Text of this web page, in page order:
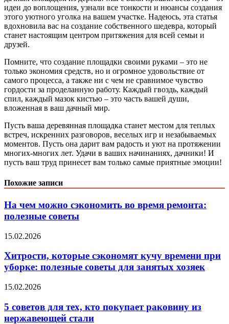
идеи до воплощения, узнали все тонкости и нюансы создания
этого уютного уголка на вашем участке. Надеюсь, эта статья
вдохновила вас на создание собственного шедевра, который
станет настоящим центром притяжения для всей семьи и
друзей.
Помните, что создание площадки своими руками – это не
только экономия средств, но и огромное удовольствие от
самого процесса, а также ни с чем не сравнимое чувство
гордости за проделанную работу. Каждый гвоздь, каждый
спил, каждый мазок кистью – это часть вашей души,
вложенная в ваш дачный мир.
Пусть ваша деревянная площадка станет местом для теплых
встреч, искренних разговоров, веселых игр и незабываемых
моментов. Пусть она дарит вам радость и уют на протяжении
многих-многих лет. Удачи в ваших начинаниях, дачники! И
пусть ваш труд принесет вам только самые приятные эмоции!
Похожие записи
На чем можно сэкономить во время ремонта:
полезные советы
15.02.2026
Хитрости, которые сэкономят кучу времени при
уборке: полезные советы для занятых хозяек
15.02.2026
5 советов для тех, кто покупает раковину из
нержавеющей стали